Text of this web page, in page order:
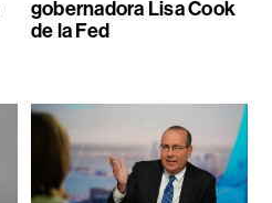
gobernadora Lisa Cook
de la Fed